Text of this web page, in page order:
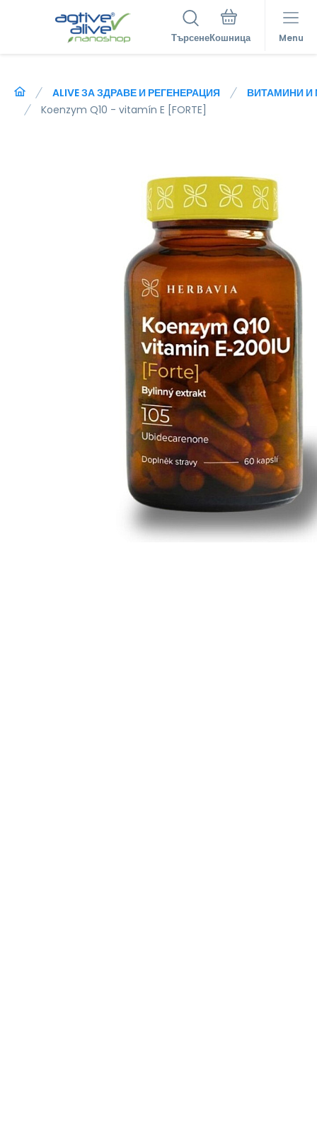
Търсене Menu
ALIVE ЗА ЗДРАВЕ И РЕГЕНЕРАЦИЯ
ВИТАМИНИ И
Koenzym Q10 - vitamín E [FORTE]